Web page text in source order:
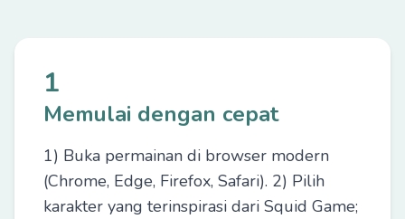
1
Memulai dengan cepat
1) Buka permainan di browser modern
(Chrome, Edge, Firefox, Safari). 2) Pilih
karakter yang terinspirasi dari Squid Game;